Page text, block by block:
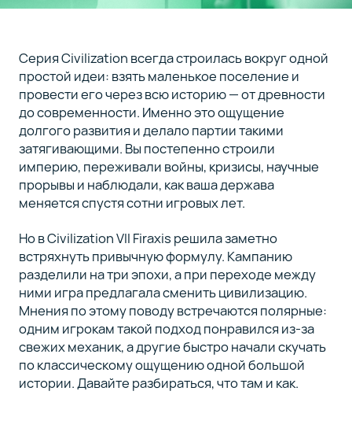
Серия Civilization всегда строилась вокруг одной
простой идеи: взять маленькое поселение и
провести его через всю историю — от древности
до современности. Именно это ощущение
долгого развития и делало партии такими
затягивающими. Вы постепенно строили
империю, переживали войны, кризисы, научные
прорывы и наблюдали, как ваша держава
меняется спустя сотни игровых лет.
Но в Civilization VII Firaxis решила заметно
встряхнуть привычную формулу. Кампанию
разделили на три эпохи, а при переходе между
ними игра предлагала сменить цивилизацию.
Мнения по этому поводу встречаются полярные:
одним игрокам такой подход понравился из-за
свежих механик, а другие быстро начали скучать
по классическому ощущению одной большой
истории. Давайте разбираться, что там и как.